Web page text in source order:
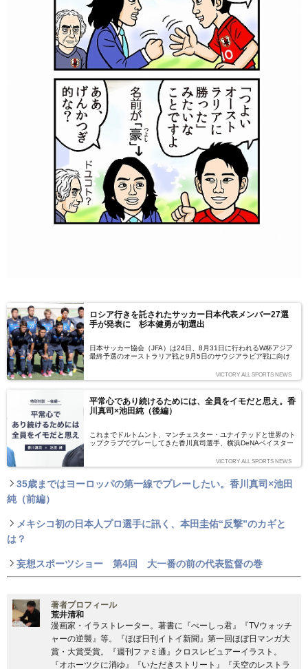
ロシア行きを託されたサッカー日本代表メンバー27選
手が発表に 杉本健勇が初選出
日本サッカー協会（JFA）は24日、8月31日に行われるW杯アジア
最終予選のオーストラリア戦と9月5日のサウジアラビア戦に向け
選出された他、MF柴咲岳（ヘタフェ＝スペイン）が約2年ぶりに、
MF小林祐希（ヘーレンフェーン＝オランダ）、FW武藤嘉紀（マイ
VICTORY ALL SPORTS NEWS
平常心であり続けるためには、全員をイモだと思え。香
川真司×池田純（後編）
これまでドルトムント、マンチェスター・ユナイテッドと世界のト
ップクラブでプレーしてきた香川真司選手、横浜DeNAベイスター
氏。スポーツシーンのトップランナーである2人の対談が今回実現
した。後編では、平常心を保つためのポイント、結婚観、そして間
VICTORY ALL SPORTS NEWS
35歳まではヨーロッパの第一線でプレーしたい。香川真司×池田
純（前編）
メキシコ初の日本人プロ選手に訊く、本田圭佑“反撃”のカギと
は？
妄想スポーツショー 第4回 大一番の前の代表監督の巻
著者プロフィール
荒井清和
漫画家・イラストレーター。著書に『べーしっ君』『TVウォッチ
ャーの逆襲』等。『ほぼ日刊イトイ新聞』第一回ほぼ日マンガ大
賞・大賞受賞。『週刊ファミ通』クロスレビュアーイラスト。
『オホーツクに消ゆ』『いただきストリート』『天空のレストラ